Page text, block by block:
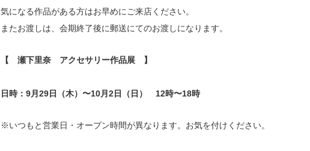
気になる作品がある方はお早めにご来店ください。
またお渡しは、 会期終了後に郵送にてのお渡しになります。
【 瀬下里奈 アクセサリー作品展 】
日時：9月29日（木）〜10月2日（日） 12時〜18時
※いつもと営業日・オープン時間が異なります。お気を付けください。